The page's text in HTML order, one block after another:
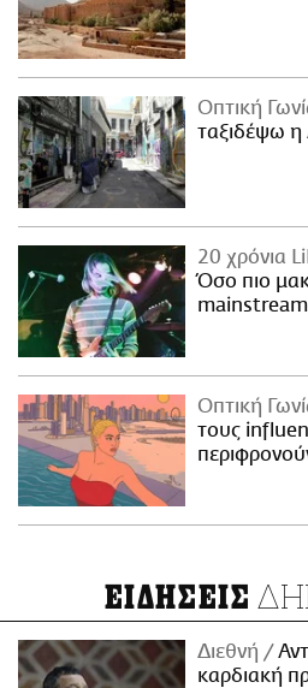
Οπτική
ταξιδέψω η
20 χρόνια
Όσο πιο
mainstream
Οπτική
τους
ΕΙΔΗΣΕΙΣ
Διεθνή
καρδιακή